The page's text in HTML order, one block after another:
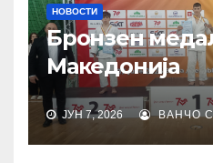
НОВОСТИ
Бронзен
Македонија
ЈУН 7, 2026 ВАНЧО